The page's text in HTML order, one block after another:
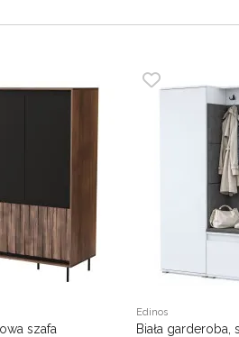
szafa
Edinos
Biała garderoba,